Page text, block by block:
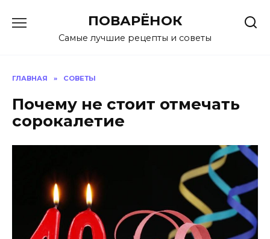
содержанию
ПОВАРЁНОК
Самые лучшие рецепты и советы
ГЛАВНАЯ » СОВЕТЫ
Почему не стоит отмечать
сорокалетие